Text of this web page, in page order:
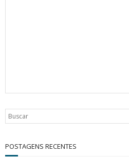
POSTAGENS RECENTES